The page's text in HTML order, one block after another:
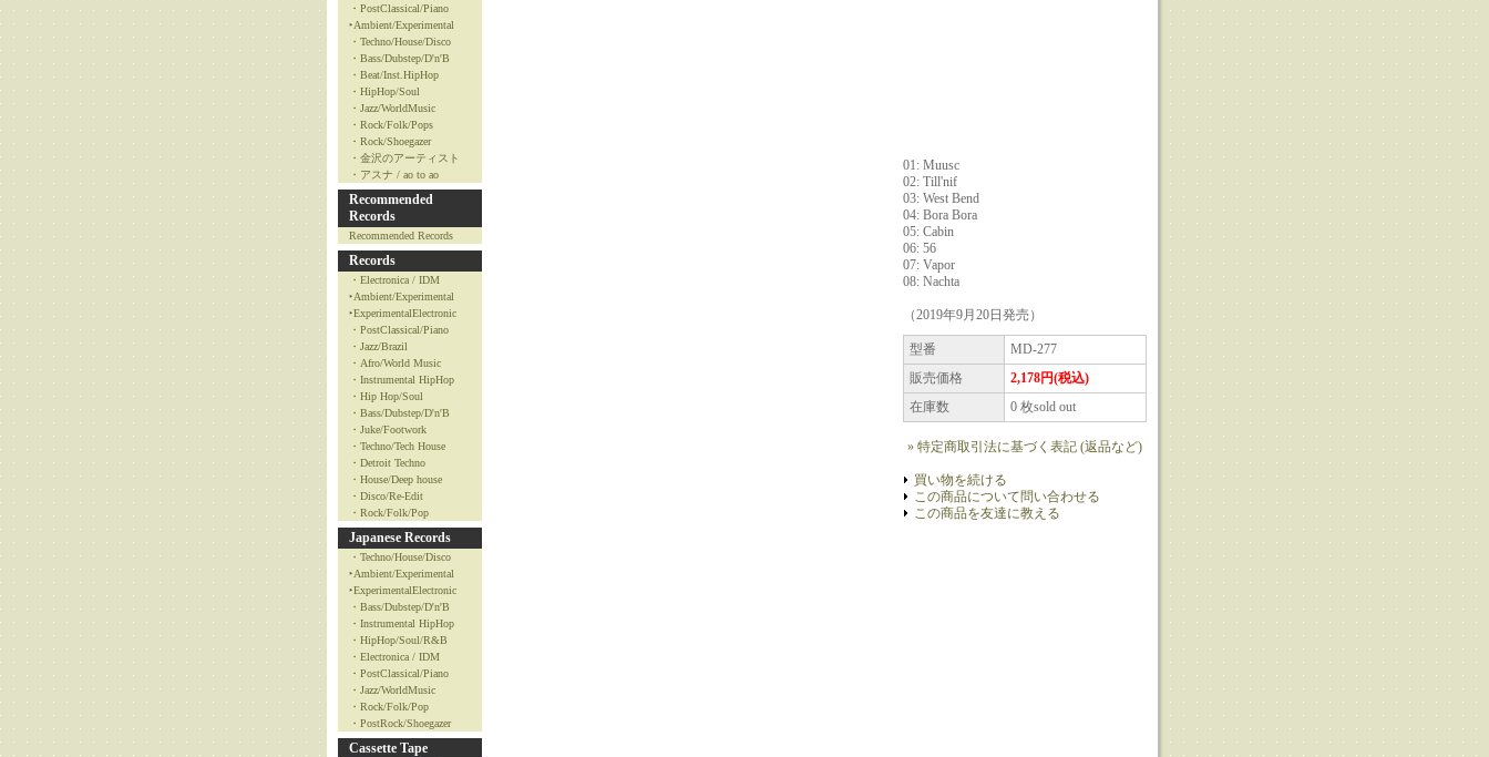
・PostClassical/Piano
‣Ambient/Experimental
・Techno/House/Disco
・Bass/Dubstep/D'n'B
・Beat/Inst.HipHop
・HipHop/Soul
・Jazz/WorldMusic
・Rock/Folk/Pops
・Rock/Shoegazer
・金沢のアーティスト
・アスナ / ao to ao
Recommended
Records
Recommended Records
Records
・Electronica / IDM
‣Ambient/Experimental
‣ExperimentalElectronic
・PostClassical/Piano
・Jazz/Brazil
・Afro/World Music
・Instrumental HipHop
・Hip Hop/Soul
・Bass/Dubstep/D'n'B
・Juke/Footwork
・Techno/Tech House
・Detroit Techno
・House/Deep house
・Disco/Re-Edit
・Rock/Folk/Pop
Japanese Records
・Techno/House/Disco
‣Ambient/Experimental
‣ExperimentalElectronic
・Bass/Dubstep/D'n'B
・Instrumental HipHop
・HipHop/Soul/R&B
・Electronica / IDM
・PostClassical/Piano
・Jazz/WorldMusic
・Rock/Folk/Pop
・PostRock/Shoegazer
Cassette Tape
01: Muusc
02: Till'nif
03: West Bend
04: Bora Bora
05: Cabin
06: 56
07: Vapor
08: Nachta
（2019年9月20日発売）
型番
MD-277
販売価格
2,178円(税込)
在庫数
0 枚sold out
» 特定商取引法に基づく表記 (返品など)
買い物を続ける
この商品について問い合わせる
この商品を友達に教える